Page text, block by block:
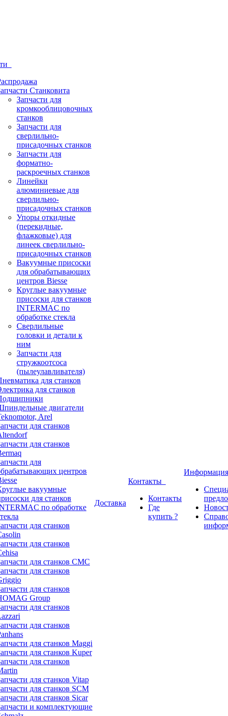
Станковита
Запчасти для
кромкооблицовочных
станков
Запчасти для
сверлильно-
присадочных станков
Запчасти для
форматно-
раскроечных станков
Линейки
алюминиевые для
сверлильно-
присадочных станков
Упоры откидные
(перекидные,
флажковые) для
линеек сверлильно-
присадочных станков
Вакуумные присоски
для обрабатывающих
центров Biesse
Круглые вакуумные
присоски для станков
INTERMAC по
обработке стекла
Сверлильные
головки и детали к
ним
Запчасти для
стружкоотсоса
(пылеулавливателя)
для станков
для станков
двигатели
Arel
для станков
для станков
для
центров
вакуумные
для станков
по обработке
для станков
для станков
для станков CMC
для станков
для станков
Group
для станков
для станков
для станков Maggi
для станков Kuper
для станков
для станков Vitap
для станков SCM
для станков Sicar
и комплектующие
Доставка
Контакты
Контакты
Где
купить ?